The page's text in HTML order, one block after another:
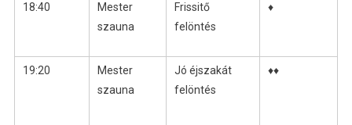
18:40
Mester
szauna
Frissitő
felöntés
♦
19:20
Mester
szauna
Jó éjszakát
felöntés
♦♦